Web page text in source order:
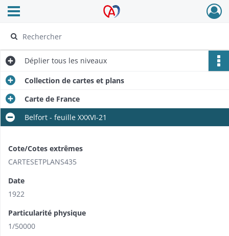
Archives Alsace - Colmar
Ouvrir le menu déroulant
Déplier tous les niveaux
Collection de cartes et plans
Carte de France
Belfort - feuille XXXVI-21
Cote/Cotes extrêmes
CARTESETPLANS435
Date
1922
Particularité physique
1/50000